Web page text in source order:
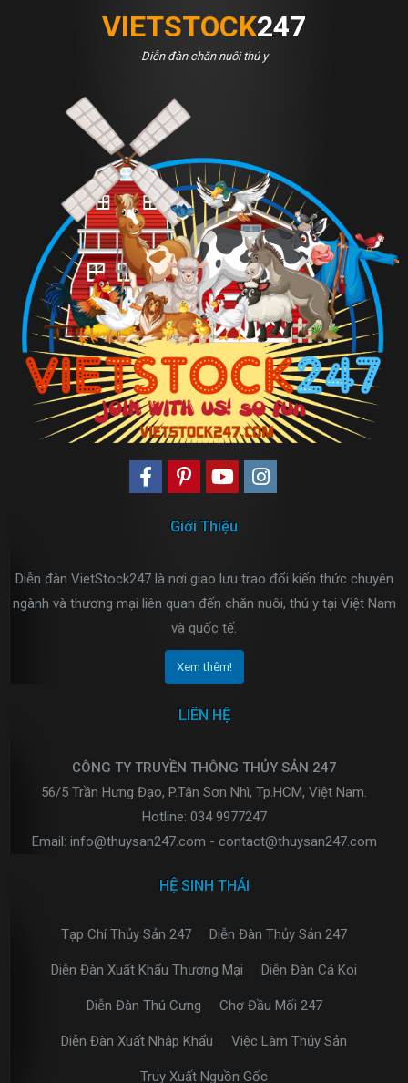
VIETSTOCK247
Diễn đàn chăn nuôi thú y
Giới Thiệu
Diễn đàn VietStock247 là nơi giao lưu trao đổi kiến thức chuyên
ngành và thương mại liên quan đến chăn nuôi, thú y tại Việt Nam
và quốc tế.
Xem thêm!
LIÊN HỆ
CÔNG TY TRUYỀN THÔNG THỦY SẢN 247
56/5 Trần Hưng Đạo, P.Tân Sơn Nhì, Tp.HCM, Việt Nam.
Hotline: 034 9977247
Email: info@thuysan247.com - contact@thuysan247.com
HỆ SINH THÁI
Tạp Chí Thủy Sản 247 Diễn Đàn Thủy Sản 247
Diễn Đàn Xuất Khẩu Thương Mại Diễn Đàn Cá Koi
Diễn Đàn Thú Cưng Chợ Đầu Mối 247
Diễn Đàn Xuất Nhập Khẩu Việc Làm Thủy Sản
Truy Xuất Nguồn Gốc